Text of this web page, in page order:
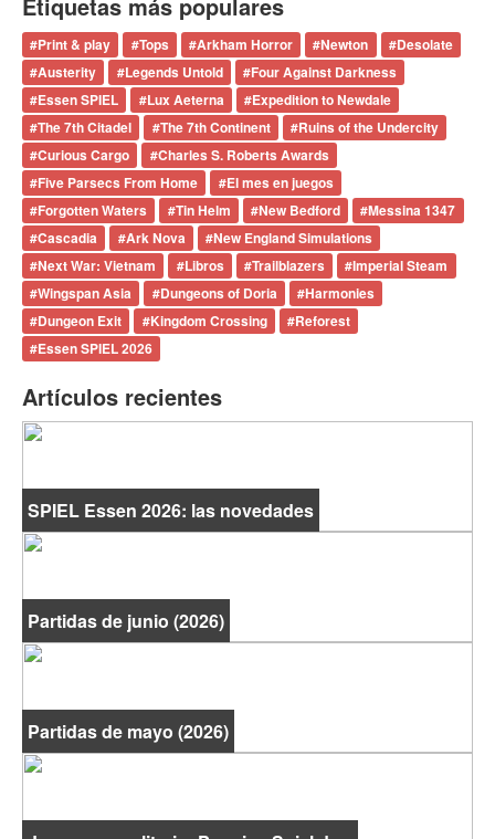
#Print & play #Tops #Arkham Horror #Newton #Desolate
#Austerity #Legends Untold #Four Against Darkness
#Essen SPIEL #Lux Aeterna #Expedition to Newdale
#The 7th Citadel #The 7th Continent #Ruins of the Undercity
#Curious Cargo #Charles S. Roberts Awards
#Five Parsecs From Home #El mes en juegos
#Forgotten Waters #Tin Helm #New Bedford #Messina 1347
#Cascadia #Ark Nova #New England Simulations
#Next War: Vietnam #Libros #Trailblazers #Imperial Steam
#Wingspan Asia #Dungeons of Doria #Harmonies
#Dungeon Exit #Kingdom Crossing #Reforest
#Essen SPIEL 2026
Artículos recientes
SPIEL Essen 2026: las novedades
Partidas de junio (2026)
Partidas de mayo (2026)